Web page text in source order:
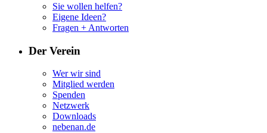
Sie wollen helfen?
Eigene Ideen?
Fragen + Antworten
Der Verein
Wer wir sind
Mitglied werden
Spenden
Netzwerk
Downloads
nebenan.de